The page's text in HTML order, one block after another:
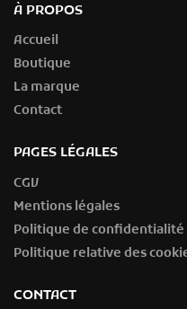
À PROPOS
Accueil
Boutique
La marque
Contact
PAGES LÉGALES
CGV
Mentions légales
Politique de confidentialité
Politique relative des
CONTACT